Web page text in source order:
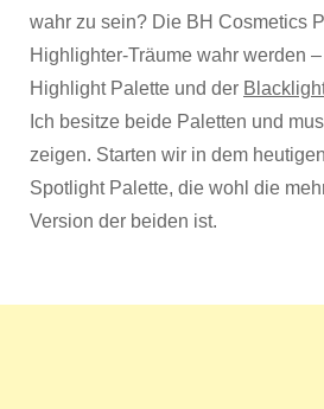
wahr zu sein? Die BH Cosmetics
Highlighter-Träume wahr werden
Highlight Palette und der
Ich besitze beide Paletten und
zeigen. Starten wir in dem
Spotlight Palette, die wohl die
Version der beiden ist.